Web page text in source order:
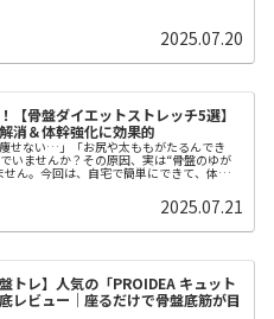
2025.07.20
【骨盤ダイエットストレッチ5選】
消＆体幹強化に効果的
痩せない…」「お尻や太ももがたるんでき
いませんか？その原因、実は“骨盤のゆが
ん。今回は、自宅で簡単にできて、体型改
。どれも1日5〜1... 2025.07.21
盤トレ】人気の「PROIDEA キュット
レビュー｜座るだけで骨盤底筋が目